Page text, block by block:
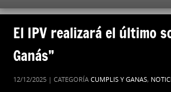
El IPV realizará el último
Ganás”
12/12/2025 | CATEGORÍA CUMPLIS Y GANAS,